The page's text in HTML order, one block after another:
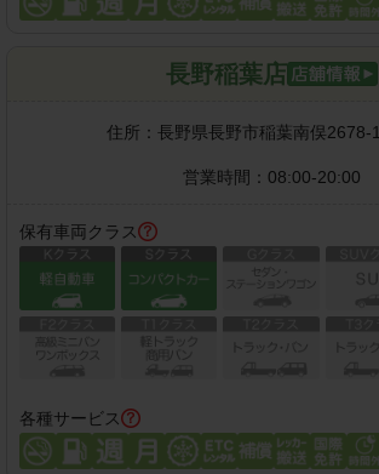
長野稲葉店
住所： 長野県長野市稲葉南俣2678-1
営業時間： 08:00-20:00
保有車両クラス
各種サービス